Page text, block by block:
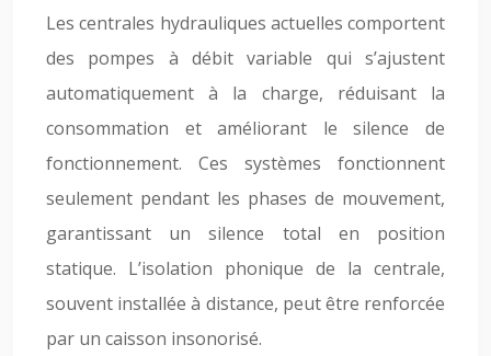
Les centrales hydrauliques actuelles comportent
des pompes à débit variable qui s’ajustent
automatiquement à la charge, réduisant la
consommation et améliorant le silence de
fonctionnement. Ces systèmes fonctionnent
seulement pendant les phases de mouvement,
garantissant un silence total en position
statique. L’isolation phonique de la centrale,
souvent installée à distance, peut être renforcée
par un caisson insonorisé.